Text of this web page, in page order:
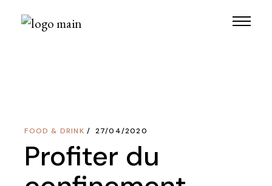
FOOD & DRINK 27/04/2020
Profiter du